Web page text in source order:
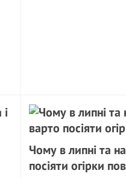
Чому в липні та
посіяти огірки